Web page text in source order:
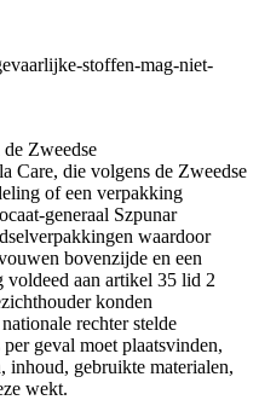
stoffen-mag-niet-
Zweedse
Care, die volgens de Zweedse
of een verpakking
generaal Szpunar
waardoor
bovenzijde en een
voldeed aan artikel 35 lid 2
konden
rechter stelde
geval moet plaatsvinden,
inhoud, gebruikte materialen,
wekt.